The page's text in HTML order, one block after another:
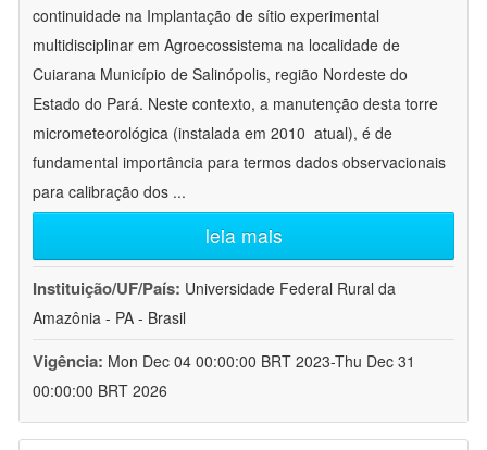
continuidade na Implantação de sítio experimental
multidisciplinar em Agroecossistema na localidade de
Cuiarana Município de Salinópolis, região Nordeste do
Estado do Pará. Neste contexto, a manutenção desta torre
micrometeorológica (instalada em 2010  atual), é de
fundamental importância para termos dados observacionais
para calibração dos ...
leia mais
Instituição/UF/País: Universidade Federal Rural da
Amazônia - PA - Brasil
Vigência: Mon Dec 04 00:00:00 BRT 2023-Thu Dec 31
00:00:00 BRT 2026